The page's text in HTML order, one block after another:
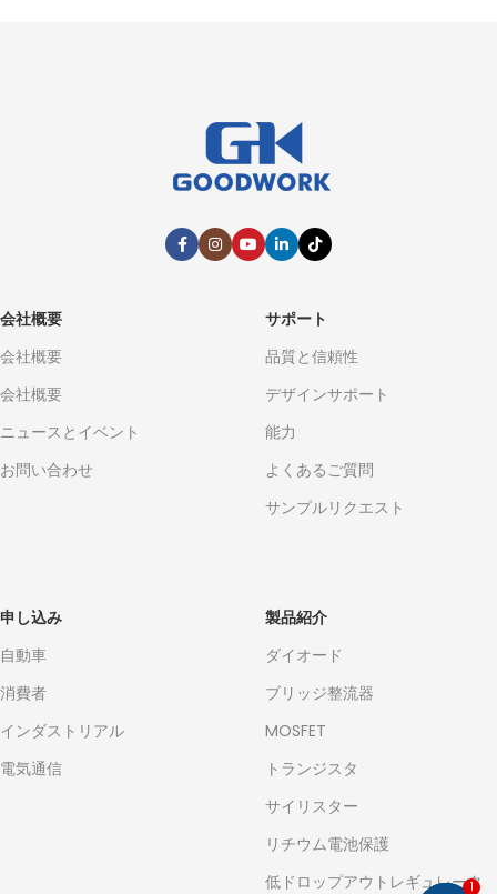
会社概要
会社概要
会社概要
ニュースとイベント
お問い合わせ
サポート
品質と信頼性
デザインサポート
能力
よくあるご質問
サンプルリクエスト
申し込み
自動車
消費者
インダストリアル
電気通信
製品紹介
ダイオード
ブリッジ整流器
MOSFET
トランジスタ
サイリスター
リチウム電池保護
低ドロップアウトレギュレータ
1